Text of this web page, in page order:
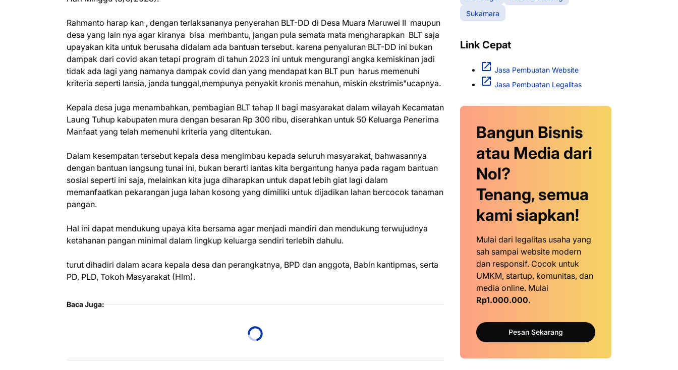
Rahmanto harap kan , dengan terlaksananya penyerahan BLT-DD di Desa Muara Maruwei II maupun
desa yang lain nya agar kiranya bisa membantu, jangan pula semata mata mengharapkan BLT saja
upayakan kita untuk berusaha didalam ada bantuan tersebut. karena penyaluran BLT-DD ini bukan
dampak dari covid akan tetapi program di tahun 2023 ini untuk mengurangi angka kemiskinan jadi
tidak ada lagi yang namanya dampak covid dan yang mendapat kan BLT pun harus memenuhi
kriteria seperti lansia, janda tunggal,mempunya penyakit kronis menahun, miskin ekstrimis"ucapnya.
Kepala desa juga menambahkan, pembagian BLT tahap II bagi masyarakat dalam wilayah Kecamatan
Laung Tuhup kabupaten mura dengan besaran Rp 300 ribu, diserahkan untuk 50 Keluarga Penerima
Manfaat yang telah memenuhi kriteria yang ditentukan.
Dalam kesempatan tersebut kepala desa mengimbau kepada seluruh masyarakat, bahwasannya
dengan bantuan langsung tunai ini, bukan berarti lantas kita bergantung hanya pada ragam bantuan
sosial seperti ini saja, melainkan kita juga diharapkan untuk dapat lebih giat lagi dalam
memanfaatkan pekarangan juga lahan kosong yang dimiliki untuk dijadikan lahan bercocok tanaman
pangan.
Hal ini dapat mendukung upaya kita bersama agar menjadi mandiri dan mendukung terwujudnya
ketahanan pangan minimal dalam lingkup keluarga sendiri terlebih dahulu.
turut dihadiri dalam acara kepala desa dan perangkatnya, BPD dan anggota, Babin kantipmas, serta
PD, PLD, Tokoh Masyarakat (Hlm).
Baca Juga:
Sukamara
Link Cepat
Jasa Pembuatan Website
Jasa Pembuatan Legalitas
Bangun Bisnis
atau Media dari
Nol?
Tenang, semua
kami siapkan!
Mulai dari legalitas usaha yang
sah sampai website modern
dan responsif. Cocok untuk
UMKM, startup, komunitas, dan
media online. Mulai
Rp1.000.000.
Pesan Sekarang